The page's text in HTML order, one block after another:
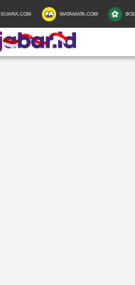
SUARA.COM MATAMATA.COM